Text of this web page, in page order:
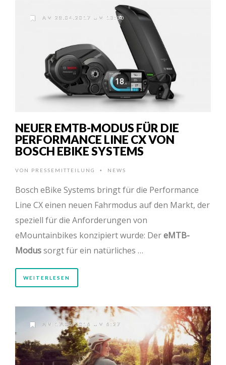
AM 28.04.2017 UM 13:30
NEUER EMTB-MODUS FÜR DIE
PERFORMANCE LINE CX VON
BOSCH EBIKE SYSTEMS
VON PRESSEMITTEILUNG • NEWS
Bosch eBike Systems bringt für die Performance
Line CX einen neuen Fahrmodus auf den Markt, der
speziell für die Anforderungen von
eMountainbikes konzipiert wurde: DereMTB-
Modussorgt für ein natürliches …
WEITERLESEN
AM 17.05.2016 UM 6:27